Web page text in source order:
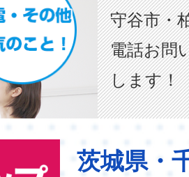
守谷市・
電話お問
します！
茨城県・